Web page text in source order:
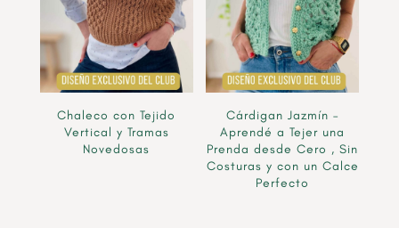
Chaleco con Tejido
Vertical y Tramas
Novedosas
Cárdigan Jazmín –
Aprendé a Tejer una
Prenda desde Cero , Sin
Costuras y con un Calce
Perfecto